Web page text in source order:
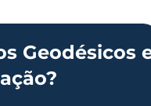
Geodésicos